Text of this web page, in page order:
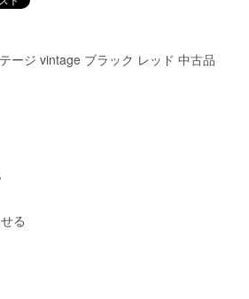
ージ vintage ブラック レッド 中古品
る